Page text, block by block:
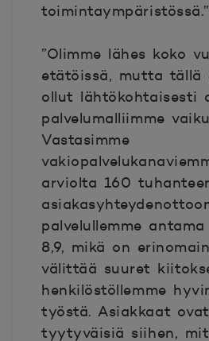
toimintaympäristössä.”
”Olimme lähes koko
etätöissä, mutta tällä
ollut lähtökohtaisesti
palvelumalliimme
Vastasimme
arviolta 160
palvelullemme
8,9, mikä on
välittää suuret
henkilöstöllemme
työstä. Asiakkaat
tyytyväisiä siihen,